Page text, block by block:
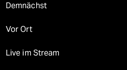
Demnächst
Vor Ort
Live im Stream